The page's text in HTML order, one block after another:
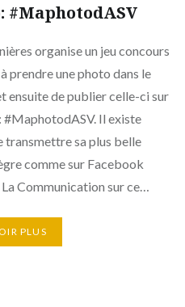
#MaphotodASV
organise un jeu concours
prendre une photo dans le
ensuite de publier celle-ci sur
#MaphotodASV. Il existe
transmettre sa plus belle
comme sur Facebook
Communication sur ce…
PLUS